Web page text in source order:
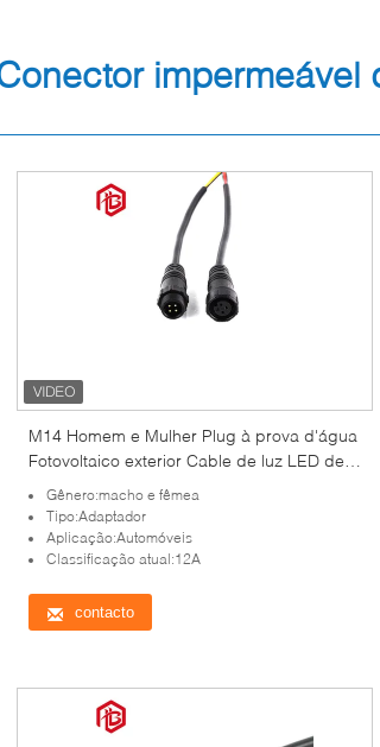
impermeável
M14 Homem e Mulher Plug à prova d'água
Fotovoltaico exterior Cable de luz LED de
nova energia
Gênero:macho e fêmea
Tipo:Adaptador
Aplicação:Automóveis
Classificação atual:12A
contacto